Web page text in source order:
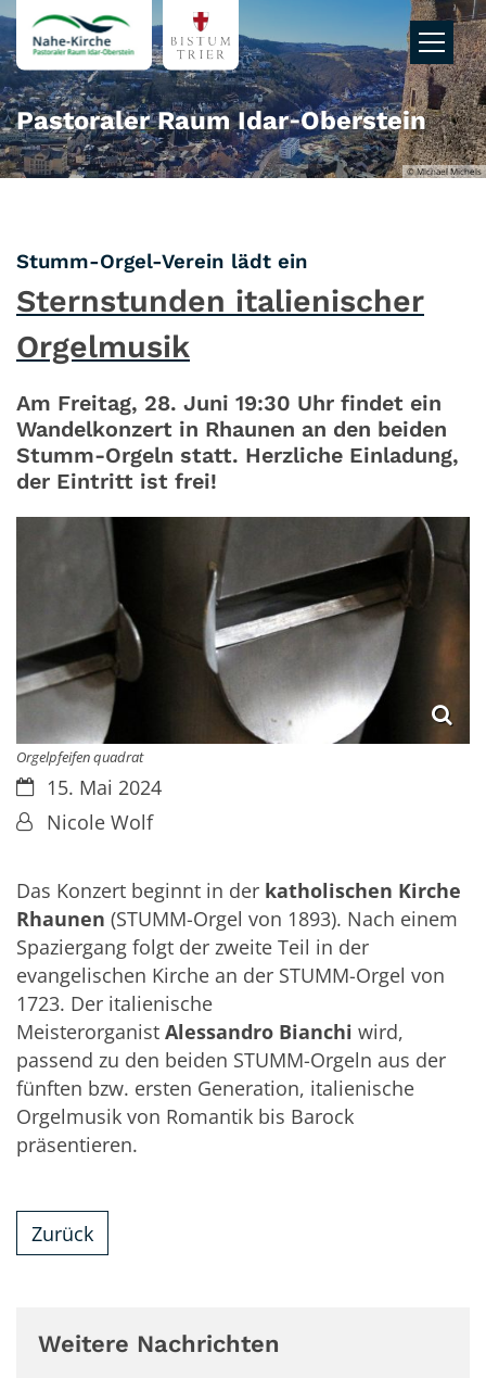
Zum Inhalt springen
© Michael Michels
Pastoraler Raum Idar‑Oberstein
Stumm-Orgel-Verein lädt ein
Sternstunden italienischer
Orgelmusik
Am Freitag, 28. Juni 19:30 Uhr findet ein
Wandelkonzert in Rhaunen an den beiden
Stumm-Orgeln statt. Herzliche Einladung,
der Eintritt ist frei!
Orgelpfeifen quadrat
Datum:15. Mai 2024
Von:Nicole Wolf
Das Konzert beginnt in der katholischen Kirche
Rhaunen (STUMM-Orgel von 1893). Nach einem
Spaziergang folgt der zweite Teil in der
evangelischen Kirche an der STUMM-Orgel von
1723. Der italienische
Meisterorganist Alessandro Bianchi wird,
passend zu den beiden STUMM-Orgeln aus der
fünften bzw. ersten Generation, italienische
Orgelmusik von Romantik bis Barock
präsentieren.
Zurück
Weitere Nachrichten